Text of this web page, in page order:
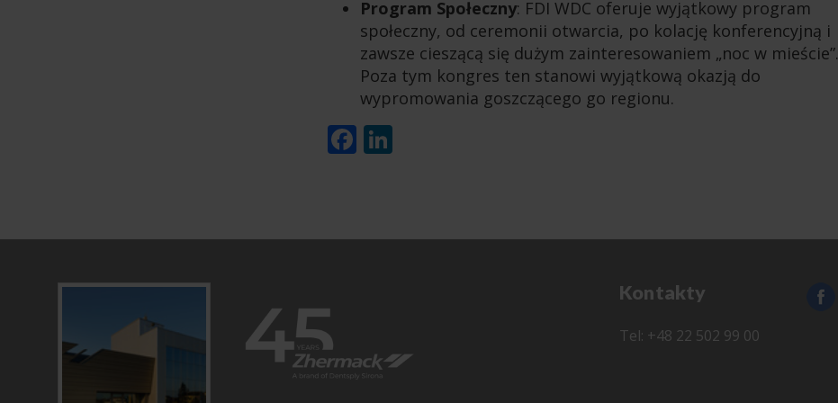
Program Społeczny: FDI WDC oferuje wyjątkowy program
społeczny, od ceremonii otwarcia, po kolację konferencyjną i
zawsze cieszącą się dużym zainteresowaniem „noc w mieście”.
Poza tym kongres ten stanowi wyjątkową okazją do
wypromowania goszczącego go regionu.
Facebook
LinkedIn
Kontakty
Tel: +48 22 502 99 00